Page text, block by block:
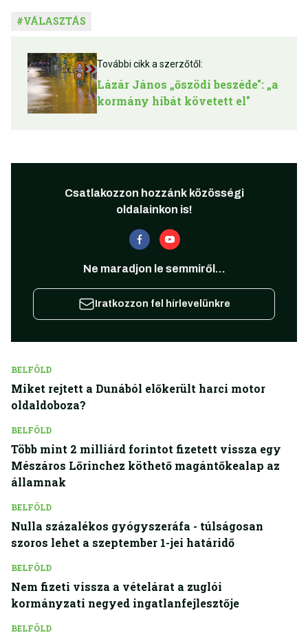
#VÁLASZTÁS
További cikk a szerzőtől:
Lázár János „őszödi beszéde": „a
kormány hibát követett el"
Csatlakozzon hozzánk közösségi
oldalainkon is!
Ne maradjon le semmiről...
Iratkozzon fel hírlevelünkre
BELFÖLD
Miket rejtett a Dunából előkerült harci motor
oldaldoboza?
BELFÖLD
Több mint 2 milliárd forintot fizetett vissza egy
Mészáros Lőrinchez köthető magántőkealap az
államnak
BELFÖLD
Nulla százalékos gyógyszeráfa - túlságosan
szoros lehet a szeptember 1-jei határidő
BELFÖLD
Nem fizeti vissza a vételárat a zuglói
kormányzati negyed ingatlanfejlesztője
BELFÖLD